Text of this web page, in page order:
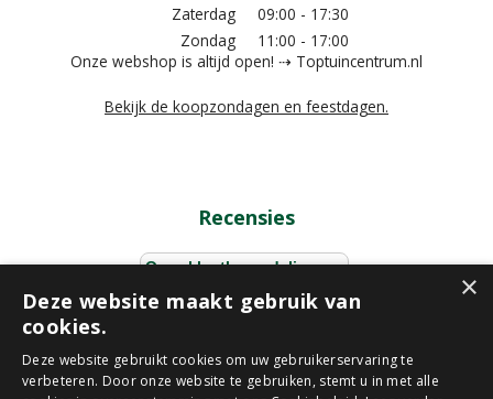
Zaterdag
09:00 - 17:30
Zondag
11:00 - 17:00
Onze webshop is altijd open! ⇢ Toptuincentrum.nl
Bekijk de koopzondagen en feestdagen.
Recensies
×
Deze website maakt gebruik van
cookies.
Deze website gebruikt cookies om uw gebruikerservaring te
verbeteren. Door onze website te gebruiken, stemt u in met alle